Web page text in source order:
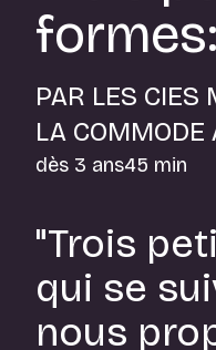
PAR LES CIES
LA COMMODE
dès 3 ans45 min
"Trois
qui se
nous